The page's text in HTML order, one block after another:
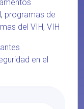
, programas de
del VIH, VIH
en el